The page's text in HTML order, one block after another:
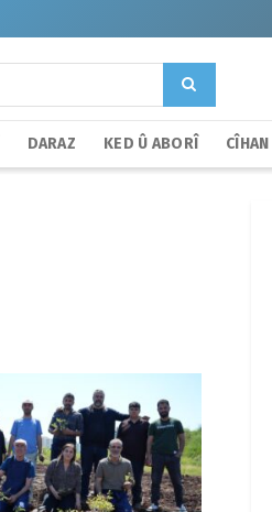
DARAZ KED Û ABORÎ CÎHAN